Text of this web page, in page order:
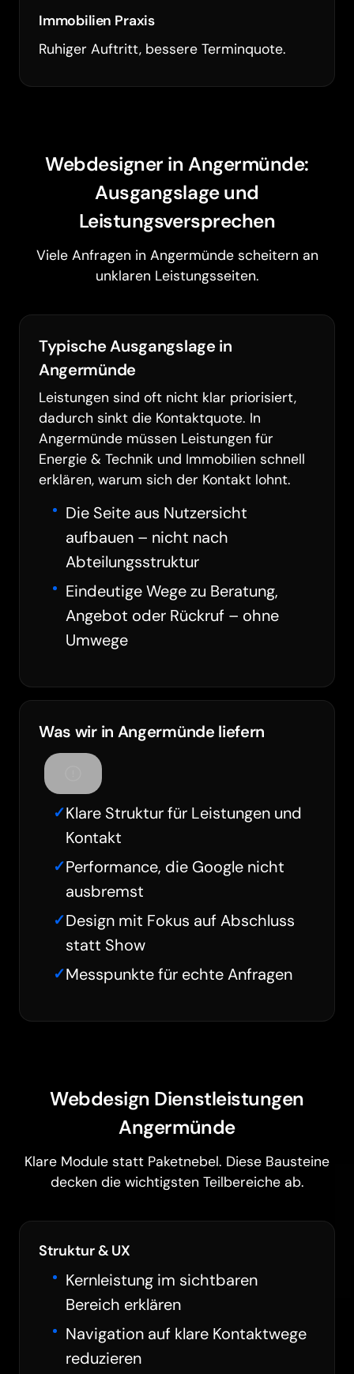
Immobilien Praxis
Ruhiger Auftritt, bessere Terminquote.
Webdesigner in Angermünde:
Ausgangslage und
Leistungsversprechen
Viele Anfragen in Angermünde scheitern an
unklaren Leistungsseiten.
Typische Ausgangslage in
Angermünde
Leistungen sind oft nicht klar priorisiert,
dadurch sinkt die Kontaktquote. In
Angermünde müssen Leistungen für
Energie & Technik und Immobilien schnell
erklären, warum sich der Kontakt lohnt.
Die Seite aus Nutzersicht
aufbauen – nicht nach
Abteilungsstruktur
Eindeutige Wege zu Beratung,
Angebot oder Rückruf – ohne
Umwege
Was wir in Angermünde liefern
Klare Struktur für Leistungen und
Kontakt
Performance, die Google nicht
ausbremst
Design mit Fokus auf Abschluss
statt Show
Messpunkte für echte Anfragen
Webdesign Dienstleistungen
Angermünde
Klare Module statt Paketnebel. Diese Bausteine
decken die wichtigsten Teilbereiche ab.
Struktur & UX
Kernleistung im sichtbaren
Bereich erklären
Navigation auf klare Kontaktwege
reduzieren